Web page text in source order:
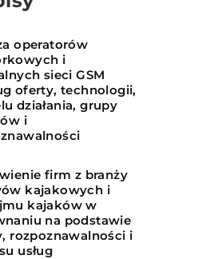
operatorów
i
sieci GSM
oferty, technologii,
działania, grupy
i
firm z branży
kajakowych i
kajaków w
na podstawie
rozpoznawalności i
usług